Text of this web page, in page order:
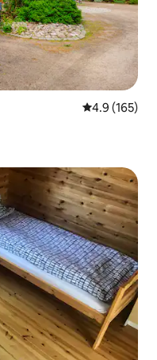
Calificación
4.9 (165)